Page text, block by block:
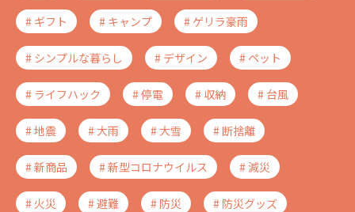
# ギフト # キャンプ # ゲリラ豪雨
# シンプルな暮らし # デザイン # ペット
# ライフハック # 停電 # 収納 # 台風
# 地震 # 大雨 # 大雪 # 断捨離
# 新商品 # 新型コロナウイルス # 減災
# 火災 # 避難 # 防災 # 防災グッズ